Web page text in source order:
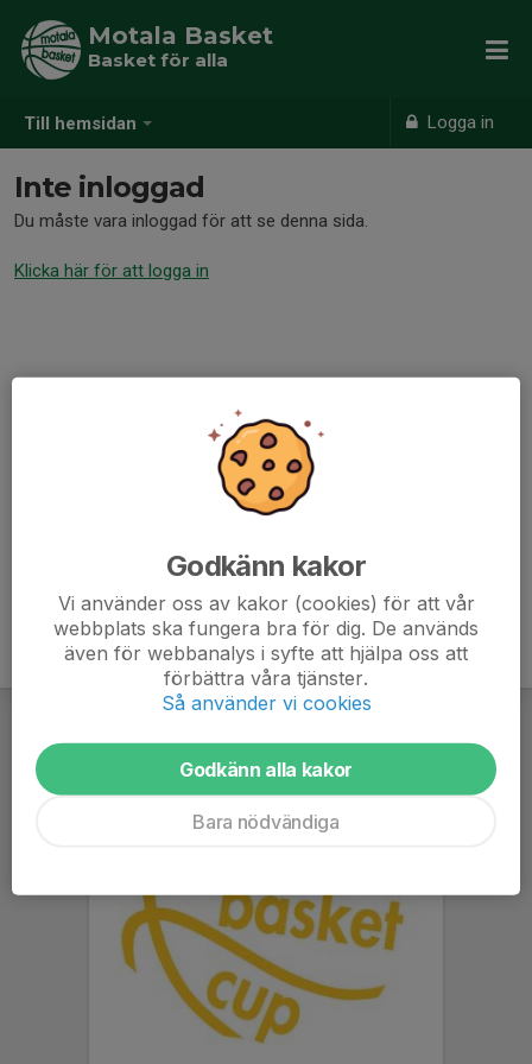
Till hemsidan Logga in
Motala Basket
Basket för alla
Inte inloggad
Du måste vara inloggad för att se denna sida.
Klicka här för att logga in
Godkänn kakor
Vi använder oss av kakor (cookies) för att vår
webbplats ska fungera bra för dig. De används
även för webbanalys i syfte att hjälpa oss att
förbättra våra tjänster.
Så använder vi cookies
Godkänn alla kakor
Bara nödvändiga